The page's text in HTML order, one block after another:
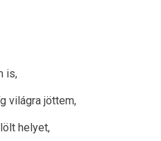
is,
világra jöttem,
helyet,